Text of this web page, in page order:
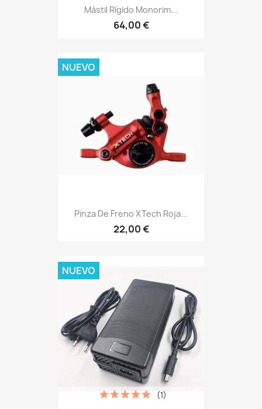
Mástil Rígido Monorim...
64,00 €
Pinza De Freno XTech Roja...
22,00 €
NUEVO
(1)
NUEVO